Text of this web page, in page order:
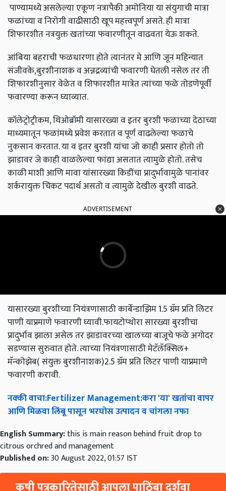
पाण्यामध्ये असलेल्या एकूण नत्रापैकी अमोनिया या संयुगाची मात्रा
फळांच्या व निरोगी वाढीसाठी खूप महत्त्वपूर्ण असते. ही मात्रा
शिफारशीत नत्रयुक्त खतांच्या फवारणीतून वाढवता येऊ शकते.
आंबिया बहराची फळधारणा होते त्यानंतर मे आणि जून महिन्यात
संजीवके,बुरशीनाशक व अन्नद्रव्यांची फवारणी घेतली नसेल तर ती
शिफारशीनुसार वेळेत व शिफारशीत मात्रेत त्यांच्या फळे तोडणेपूर्वी
फवारण्या करून घ्याव्यात.
कॉलेट्रोट्रीकम, थिओब्रॉमी यासारख्या व इतर बुरशी फळाच्या देठाच्या
माध्यमातून फळांमध्ये प्रवेश करतात व पूर्ण वाढलेल्या फळाचे
नुकसान करतात. या व इतर बुरशी यांचा जो काही प्रसार होतो तो
झाडावर जे काही वाळलेल्या फांद्या असतात त्यामुळे होतो. तसेच
काळी माशी आणि मावा यांसारख्या किडींचा प्रादुर्भावामुळे पानांवर
शर्करायुक्त चिकट पदार्थ असतो व त्यामुळे देखील बुरशी वाढते.
ADVERTISEMENT
यासारख्या बुरशीच्या नियंत्रणासाठी कार्बेन्डाझिम 1.5 ग्रॅम प्रति लिटर
पाणी याप्रमाणे फवारणी घ्यावी.फायटोप्थोरा सारख्या बुरशीचा
प्रादुर्भाव झाला असेल तर झाडावरच्या खालच्या बाजूचे फळे अगोदर
सडण्यास सुरुवात होते. त्याच्या नियंत्रणासाठी मेटॅलॅक्सिल+
मॅन्कोझेब( संयुक्त बुरशीनाशक)2.5 ग्रॅम प्रति लिटर पाणी याप्रमाणे
फवारणी करावी.
नक्कीवाचा:Fertilizer Management:करा'या'खतांचावापर
आणिमिळवालिंबूपासूनभरघोसउत्पादनवचांगलानफा
English Summary:this is main reason behind fruit drop to
citrous orchred and management
Published on:30 August 2022, 01:57 IST